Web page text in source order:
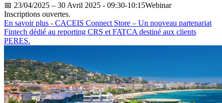
📅 23/04/2025 – 30 Avril 2025 - 09:30-10:15Webinar
Inscriptions ouvertes.
En savoir plus - CACEIS Connect Store – Un nouveau partenariat
Fintech dédié au reporting CRS et FATCA destiné aux clients
PERES.